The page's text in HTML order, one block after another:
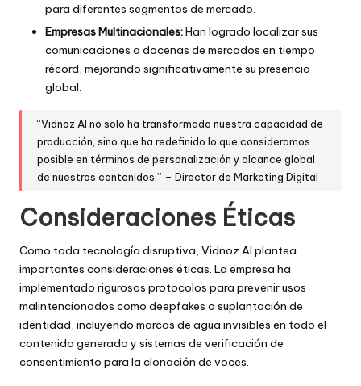
para diferentes segmentos de mercado.
Empresas Multinacionales:Han logrado localizar sus
comunicaciones a docenas de mercados en tiempo
récord, mejorando significativamente su presencia
global.
“Vidnoz AI no solo ha transformado nuestra capacidad de
producción, sino que ha redefinido lo que consideramos
posible en términos de personalización y alcance global
de nuestros contenidos.” – Director de Marketing Digital
Consideraciones Éticas
Como toda tecnología disruptiva, Vidnoz AI plantea
importantes consideraciones éticas. La empresa ha
implementado rigurosos protocolos para prevenir usos
malintencionados como deepfakes o suplantación de
identidad, incluyendo marcas de agua invisibles en todo el
contenido generado y sistemas de verificación de
consentimiento para la clonación de voces.